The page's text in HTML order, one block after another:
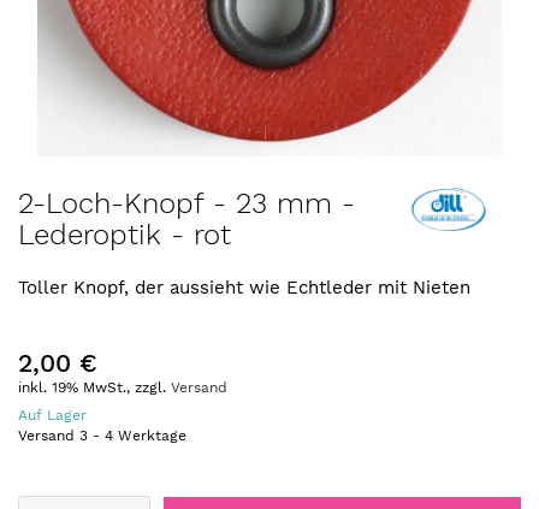
Anfang
der
springen
2-Loch-Knopf - 23 mm -
Lederoptik - rot
Toller Knopf, der aussieht wie Echtleder mit Nieten
2,00 €
inkl. 19% MwSt., zzgl. Versand
Auf Lager
Versand 3 - 4 Werktage